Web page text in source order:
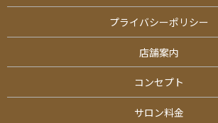
プライバシーポリシー
店舗案内
コンセプト
サロン料金